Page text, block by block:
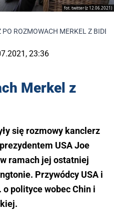
fot. twitter (z 12.06.2021)
PO ROZMOWACH MERKEL Z
23:36
Merkel z
się rozmowy kanclerz
USA Joe
ramach jej ostatniej
Przywódcy USA i
polityce wobec Chin i